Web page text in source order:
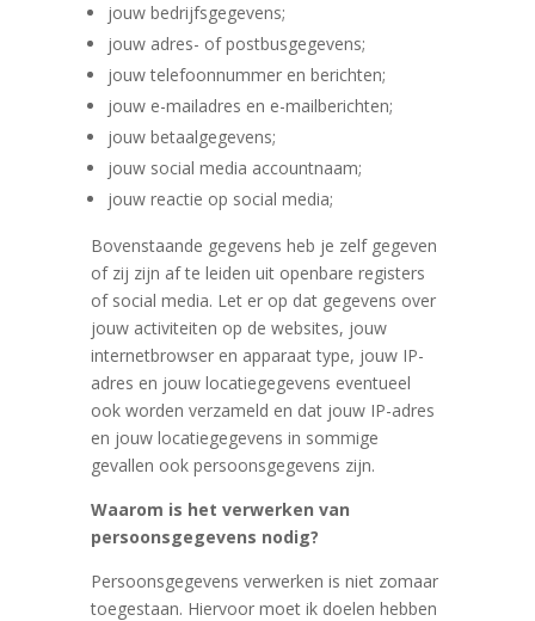
jouw bedrijfsgegevens;
jouw adres- of postbusgegevens;
jouw telefoonnummer en berichten;
jouw e-mailadres en e-mailberichten;
jouw betaalgegevens;
jouw social media accountnaam;
jouw reactie op social media;
Bovenstaande gegevens heb je zelf gegeven
of zij zijn af te leiden uit openbare registers
of social media. Let er op dat gegevens over
jouw activiteiten op de websites, jouw
internetbrowser en apparaat type, jouw IP-
adres en jouw locatiegegevens eventueel
ook worden verzameld en dat jouw IP-adres
en jouw locatiegegevens in sommige
gevallen ook persoonsgegevens zijn.
Waarom is het verwerken van
persoonsgegevens nodig?
Persoonsgegevens verwerken is niet zomaar
toegestaan. Hiervoor moet ik doelen hebben